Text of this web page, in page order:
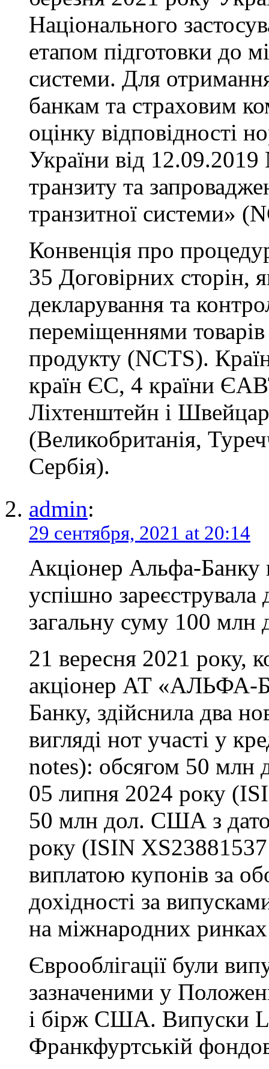
Національного
етапом підготовки до
системи. Для
банкам та страховим
оцінку відповідності
України від
транзиту та
транзитної системи»
Конвенція про
35 Договірних сторін,
декларування та
переміщеннями
продукту (NCTS).
країн ЄС, 4 країни
Ліхтенштейн і
(Великобританія,
Сербія).
admin:
29 сентября, 2021 at 20:14
Акціонер Альфа-
успішно зареєструвала
загальну суму 100
21 вересня 2021 року,
акціонер АТ «АЛЬФА-
Банку, здійснила два
вигляді нот участі у
notes): обсягом 50
05 липня 2024 року
50 млн дол. США з
року (ISIN
виплатою купонів за
дохідності за
на міжнародних ринках
Єврооблігації були
зазначеними у
і бірж США. Випуски
Франкфуртській